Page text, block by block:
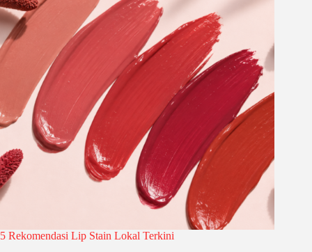
5 Rekomendasi Lip Stain Lokal Terkini